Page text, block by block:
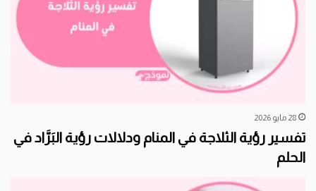
28 مايو 2026
تفسير رؤية الثلاجة في المنام ودلالات رؤية البَرَّاد في
الحلم